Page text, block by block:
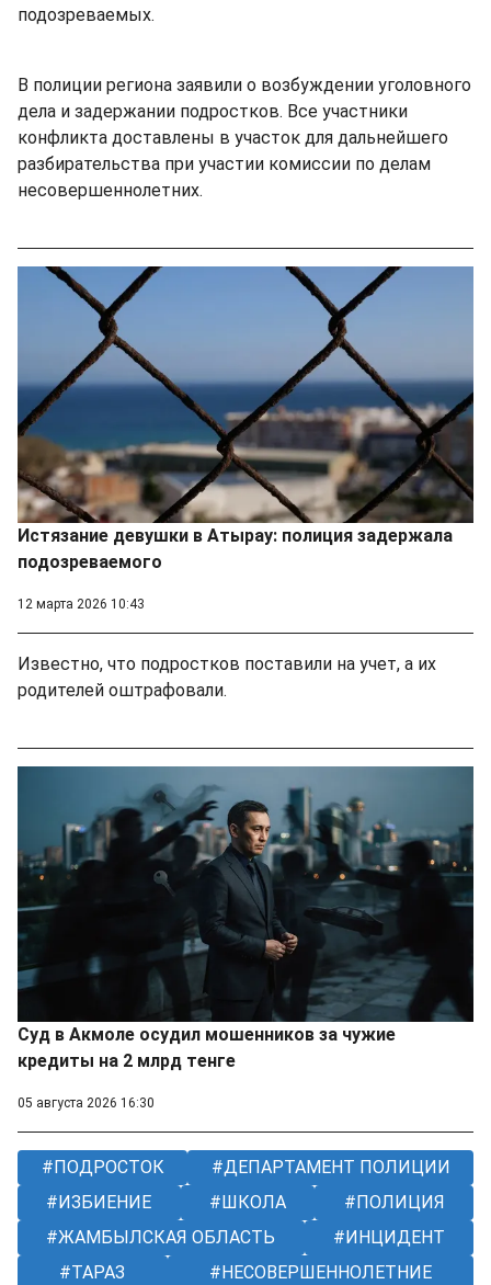
подозреваемых.
В полиции региона заявили о возбуждении уголовного
дела и задержании подростков. Все участники
конфликта доставлены в участок для дальнейшего
разбирательства при участии комиссии по делам
несовершеннолетних.
Истязание девушки в Атырау: полиция задержала
подозреваемого
12 марта 2026 10:43
Известно, что подростков поставили на учет, а их
родителей оштрафовали.
Суд в Акмоле осудил мошенников за чужие
кредиты на 2 млрд тенге
05 августа 2026 16:30
ПОДРОСТОК
ДЕПАРТАМЕНТ ПОЛИЦИИ
ИЗБИЕНИЕ
ШКОЛА
ПОЛИЦИЯ
ЖАМБЫЛСКАЯ ОБЛАСТЬ
ИНЦИДЕНТ
ТАРАЗ
НЕСОВЕРШЕННОЛЕТНИЕ